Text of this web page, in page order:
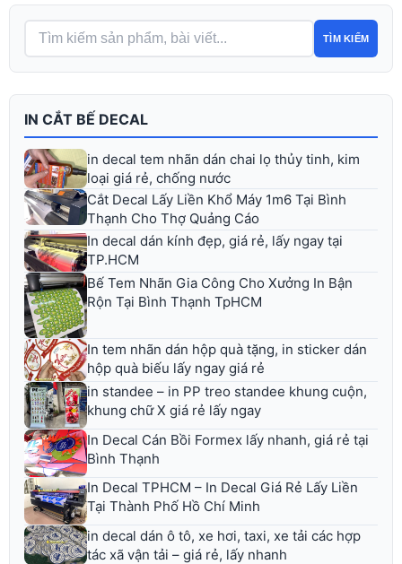
TÌM KIẾM
IN CẮT BẾ DECAL
in decal tem nhãn dán chai lọ thủy tinh, kim
loại giá rẻ, chống nước
Cắt Decal Lấy Liền Khổ Máy 1m6 Tại Bình
Thạnh Cho Thợ Quảng Cáo
In decal dán kính đẹp, giá rẻ, lấy ngay tại
TP.HCM
Bế Tem Nhãn Gia Công Cho Xưởng In Bận
Rộn Tại Bình Thạnh TpHCM
In tem nhãn dán hộp quà tặng, in sticker dán
hộp quà biếu lấy ngay giá rẻ
in standee – in PP treo standee khung cuộn,
khung chữ X giá rẻ lấy ngay
In Decal Cán Bồi Formex lấy nhanh, giá rẻ tại
Bình Thạnh
In Decal TPHCM – In Decal Giá Rẻ Lấy Liền
Tại Thành Phố Hồ Chí Minh
in decal dán ô tô, xe hơi, taxi, xe tải các hợp
tác xã vận tải – giá rẻ, lấy nhanh